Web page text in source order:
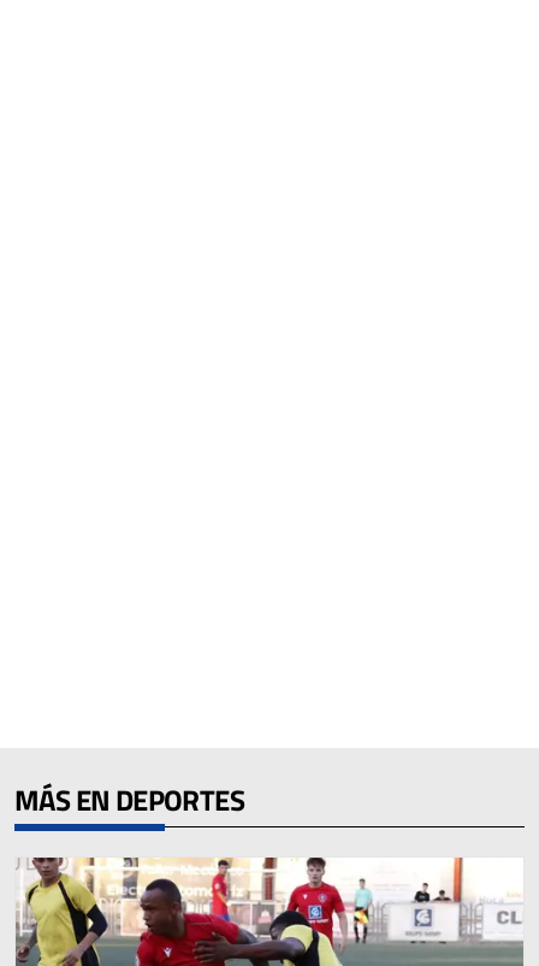
MÁS EN DEPORTES